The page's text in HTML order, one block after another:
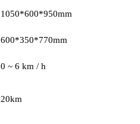
1050*600*950mm
600*350*770mm
0 ~ 6 km / h
20km